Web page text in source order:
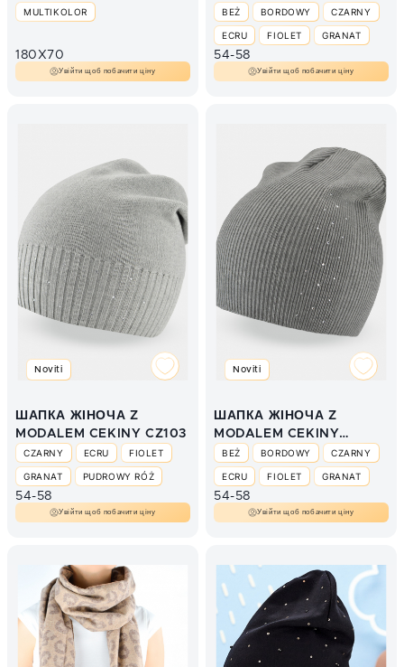
MULTIKOLOR
180X70
Увійти щоб побачити ціну
CZ104
BEŻ BORDOWY CZARNY
ECRU FIOLET GRANAT
PUDROWY RÓŻ
ZIELONY
54-58
Увійти щоб побачити ціну
Noviti
ШАПКА ЖІНОЧА Z
MODALEM CEKINY CZ103
CZARNY ECRU FIOLET
GRANAT PUDROWY RÓŻ
SZARY
54-58
Увійти щоб побачити ціну
Noviti
ШАПКА ЖІНОЧА Z
MODALEM CEKINY
CZ105
BEŻ BORDOWY CZARNY
ECRU FIOLET GRANAT
PUDROWY RÓŻ
ZIELONY
54-58
Увійти щоб побачити ціну